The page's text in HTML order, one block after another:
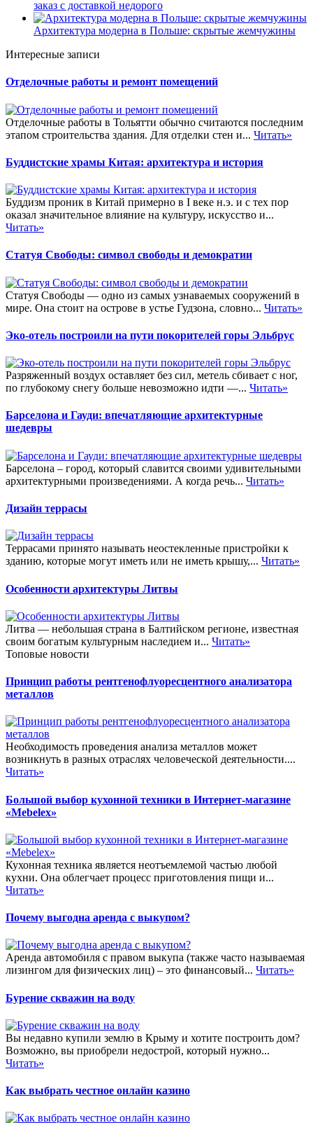
заказ с доставкой недорого
Архитектура модерна в Польше: скрытые жемчужины
Интересные записи
Отделочные работы и ремонт помещений
Отделочные работы в Тольятти обычно считаются последним
этапом строительства здания. Для отделки стен и... Читать»
Буддистские храмы Китая: архитектура и история
Буддизм проник в Китай примерно в I веке н.э. и с тех пор
оказал значительное влияние на культуру, искусство и...
Читать»
Статуя Свободы: символ свободы и демократии
Статуя Свободы — одно из самых узнаваемых сооружений в
мире. Она стоит на острове в устье Гудзона, словно... Читать»
Эко-отель построили на пути покорителей горы Эльбрус
Разряженный воздух оставляет без сил, метель сбивает с ног,
по глубокому снегу больше невозможно идти —... Читать»
Барселона и Гауди: впечатляющие архитектурные
шедевры
Барселона – город, который славится своими удивительными
архитектурными произведениями. А когда речь... Читать»
Дизайн террасы
Террасами принято называть неостекленные пристройки к
зданию, которые могут иметь или не иметь крышу,... Читать»
Особенности архитектуры Литвы
Литва — небольшая страна в Балтийском регионе, известная
своим богатым культурным наследием и... Читать»
Топовые новости
Принцип работы рентгенофлуоресцентного анализатора
металлов
Необходимость проведения анализа металлов может
возникнуть в разных отраслях человеческой деятельности....
Читать»
Большой выбор кухонной техники в Интернет-магазине
«Mebelex»
Кухонная техника является неотъемлемой частью любой
кухни. Она облегчает процесс приготовления пищи и...
Читать»
Почему выгодна аренда с выкупом?
Аренда автомобиля с правом выкупа (также часто называемая
лизингом для физических лиц) – это финансовый... Читать»
Бурение скважин на воду
Вы недавно купили землю в Крыму и хотите построить дом?
Возможно, вы приобрели недострой, который нужно...
Читать»
Как выбрать честное онлайн казино